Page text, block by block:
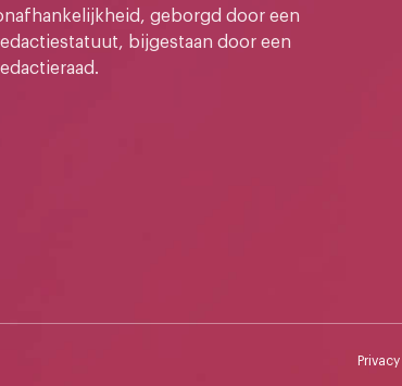
geborgd door een
bijgestaan door een
Privacy